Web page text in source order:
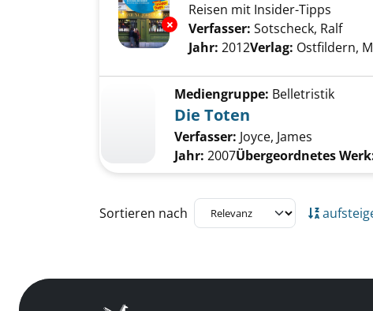
Exemplar-Details von Dublin
Reisen mit Insider-Tipps
Verfasser: Sotscheck, Ralf
Jahr: 2012Verlag: Ostfildern,
Mediengruppe: Belletristik
Die Toten
Verfasser: Joyce, James
Jahr: 2007Übergeordnetes
Zu den Suchfiltern springen
Sortieren nach